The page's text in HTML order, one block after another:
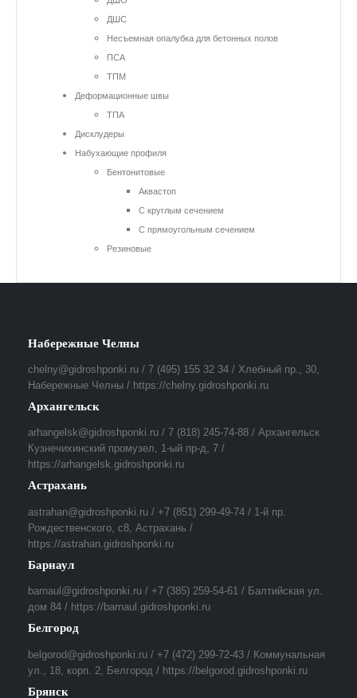
ДШС
Несъемная опалубка для бетонных полов
ПСА
ТПМ
Деформационные швы
ТПА
Дисклудеры
Набухающие профиля
Бентонитовые
Аквастоп
С круглым сечением
С прямоугольным сечением
Резиновые
Набережные Челны
chelny@gidroshponki.ru / 7 (495) 155 32 34 / Хлебный пр., 30,
Набережные Челны / https://chelny.gidroshponki.ru
Архангельск
arhangelsk@gidroshponki.ru / 7 (818) 245-74-88 / Архангельск
Кузнечихинский промузел, 1-ый пр-д, 7 /
https://arhangelsk.gidroshponki.ru
Астрахань
astrahan@gidroshponki.ru / +7 (851) 299-49-74 / 1-й пр.
Рождественского, с8, Астрахань /
https://astrahan.gidroshponki.ru
Барнаул
barnaul@gidroshponki.ru / +7 (385) 259-54-61 / Балтийская ул.
дом 84 / https://barnaul.gidroshponki.ru
Белгород
belgorod@gidroshponki.ru / +7 (472) 299-72-43 / Коммунальная
ул., 18, корп. 2, Белгород / https://belgorod.gidroshponki.ru
Брянск